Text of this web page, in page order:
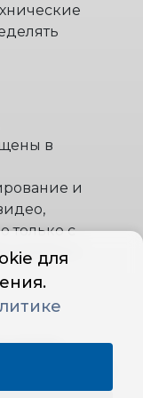
для
в
и
только с
и
права